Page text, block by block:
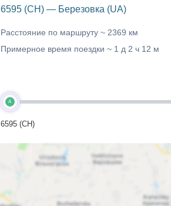
6595 (CH) — Березовка (UA)
Расстояние по маршруту ~ 2369 км
Примерное время поездки ~ 1 д 2 ч 12 м
A
6595 (CH)